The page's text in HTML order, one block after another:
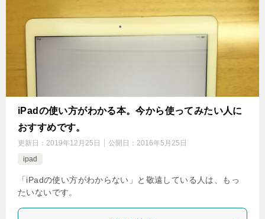
iPadの使い方がわかる本。今から使ってみたい人に
おすすめです。
更新日： 2019年12月25日 公開日： 2016年5月25日
ipad
「iPadの使い方がわからない」と敬遠している人は、もっ
たいないです。